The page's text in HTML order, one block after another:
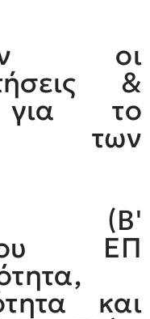
οι
&
για το
των
(Β'
ΕΠ
και